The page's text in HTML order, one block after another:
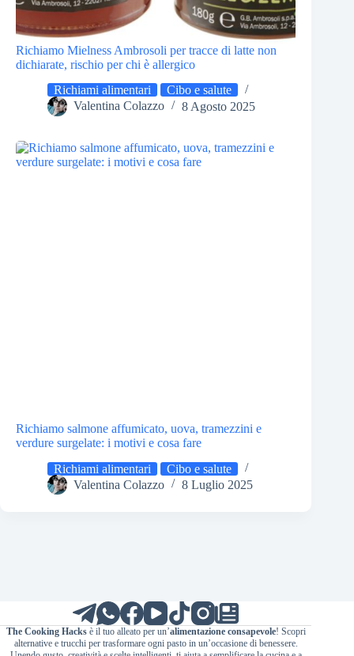
Richiamo Mielness Ambrosoli per tracce di latte non
dichiarate, rischio per chi è allergico
Richiami alimentari
Cibo e salute
Valentina Colazzo
8 Agosto 2025
Richiamo salmone affumicato, uova, tramezzini e
verdure surgelate: i motivi e cosa fare
Richiami alimentari
Cibo e salute
Valentina Colazzo
8 Luglio 2025
The Cooking Hacksè il tuo alleato per un’alimentazione consapevole! Scopri
alternative e trucchi per trasformare ogni pasto in un’occasione di benessere.